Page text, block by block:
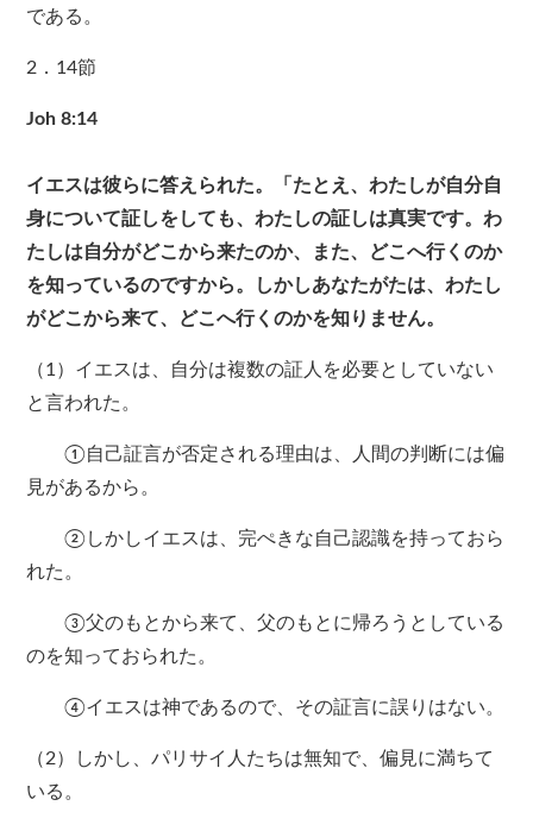
である。
2．14節
Joh 8:14
イエスは彼らに答えられた。「たとえ、わたしが自分自
身について証しをしても、わたしの証しは真実です。わ
たしは自分がどこから来たのか、また、どこへ行くのか
を知っているのですから。しかしあなたがたは、わたし
がどこから来て、どこへ行くのかを知りません。
（1）イエスは、自分は複数の証人を必要としていない
と言われた。
①自己証言が否定される理由は、人間の判断には偏
見があるから。
②しかしイエスは、完ぺきな自己認識を持っておら
れた。
③父のもとから来て、父のもとに帰ろうとしている
のを知っておられた。
④イエスは神であるので、その証言に誤りはない。
（2）しかし、パリサイ人たちは無知で、偏見に満ちて
いる。